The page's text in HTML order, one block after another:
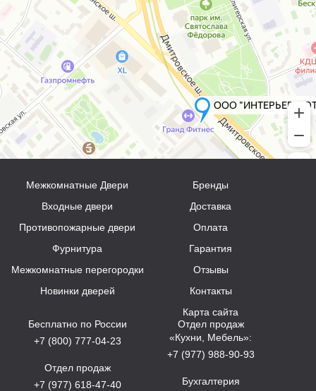
Межкомнатные Двери
Входные двери
Противопожарные двери
Фурнитура
Межкомнатные перегородки
Новинки дверей
Бренды
Доставка
Оплата
Гарантия
Отзывы
Контакты
Карта сайта
Бесплатно по России
+7 (800) 777-04-23
Отдел продаж
+7 (977) 618-47-40
Отдел продаж
«Кухни, Мебель»:
+7 (977) 988-90-93
Бухгалтерия